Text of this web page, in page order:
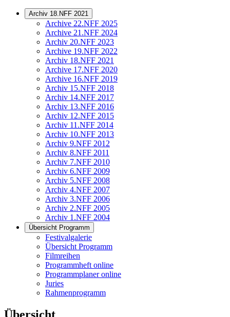
Archiv 18.NFF 2021
Archive 22.NFF 2025
Archive 21.NFF 2024
Archiv 20.NFF 2023
Archive 19.NFF 2022
Archiv 18.NFF 2021
Archive 17.NFF 2020
Archive 16.NFF 2019
Archiv 15.NFF 2018
Archiv 14.NFF 2017
Archiv 13.NFF 2016
Archiv 12.NFF 2015
Archiv 11.NFF 2014
Archiv 10.NFF 2013
Archiv 9.NFF 2012
Archiv 8.NFF 2011
Archiv 7.NFF 2010
Archiv 6.NFF 2009
Archiv 5.NFF 2008
Archiv 4.NFF 2007
Archiv 3.NFF 2006
Archiv 2.NFF 2005
Archiv 1.NFF 2004
Übersicht Programm
Festivalgalerie
Übersicht Programm
Filmreihen
Programmheft online
Programmplaner online
Juries
Rahmenprogramm
Übersicht